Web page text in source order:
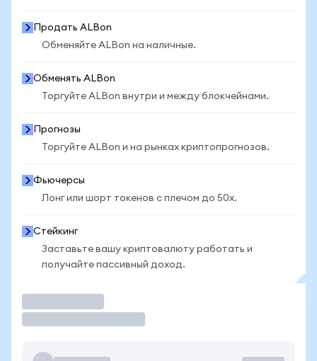
Продать ALBon
Обменяйте ALBon на наличные.
Обменять ALBon
Торгуйте ALBon внутри и между блокчейнами.
Прогнозы
Торгуйте ALBon и на рынках криптопрогнозов.
Фьючерсы
Лонг или шорт токенов с плечом до 50x.
Стейкинг
Заставьте вашу криптовалюту работать и
получайте пассивный доход.